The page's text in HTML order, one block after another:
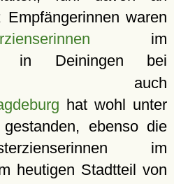
Empfängerinnen waren
im
in Deiningen bei
auch
hat wohl unter
ebenso die
im
heutigen Stadtteil von